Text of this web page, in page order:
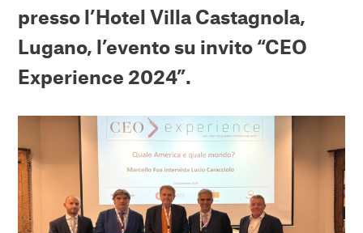
presso l’Hotel Villa Castagnola,
Lugano, l’evento su invito “CEO
Experience 2024”.